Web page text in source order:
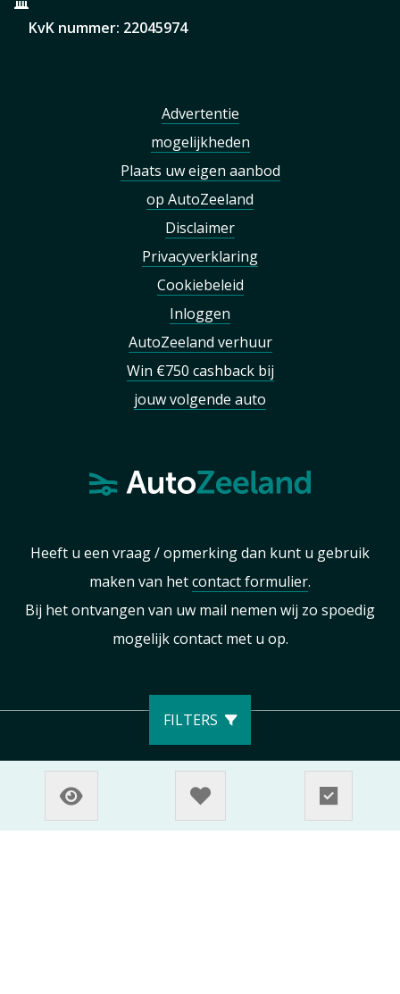
FILTERS
KvK nummer: 22045974
Advertentie
mogelijkheden
Plaats uw eigen aanbod
op AutoZeeland
Disclaimer
Privacyverklaring
Cookiebeleid
Inloggen
AutoZeeland verhuur
Win €750 cashback bij
jouw volgende auto
Heeft u een vraag / opmerking dan kunt u gebruik
maken van hetcontact formulier.
Bij het ontvangen van uw mail nemen wij zo spoedig
mogelijk contact met u op.
Sitemap
Privacyverklaring